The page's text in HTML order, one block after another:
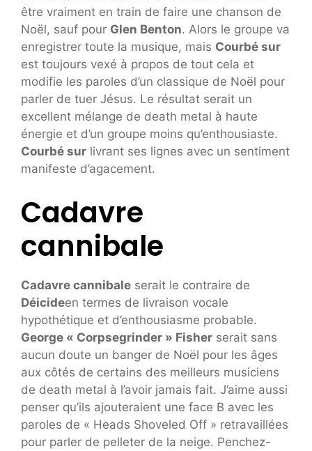
être vraiment en train de faire une chanson de
Noël, sauf pour Glen Benton. Alors le groupe va
enregistrer toute la musique, mais Courbé sur
est toujours vexé à propos de tout cela et
modifie les paroles d’un classique de Noël pour
parler de tuer Jésus. Le résultat serait un
excellent mélange de death metal à haute
énergie et d’un groupe moins qu’enthousiaste.
Courbé sur livrant ses lignes avec un sentiment
manifeste d’agacement.
Cadavre
cannibale
Cadavre cannibale serait le contraire de
Déicideen termes de livraison vocale
hypothétique et d’enthousiasme probable.
George « Corpsegrinder » Fisher serait sans
aucun doute un banger de Noël pour les âges
aux côtés de certains des meilleurs musiciens
de death metal à l’avoir jamais fait. J’aime aussi
penser qu’ils ajouteraient une face B avec les
paroles de « Heads Shoveled Off » retravaillées
pour parler de pelleter de la neige. Penchez-